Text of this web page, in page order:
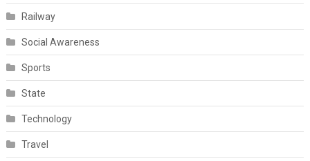
Railway
Social Awareness
Sports
State
Technology
Travel